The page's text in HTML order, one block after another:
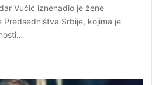
Vučić iznenadio je žene
Srbije, kojima je